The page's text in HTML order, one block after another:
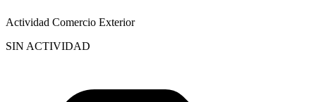
Actividad Comercio Exterior
SIN ACTIVIDAD